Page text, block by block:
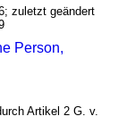
zuletzt geändert
Person,
Artikel 2 G. v.